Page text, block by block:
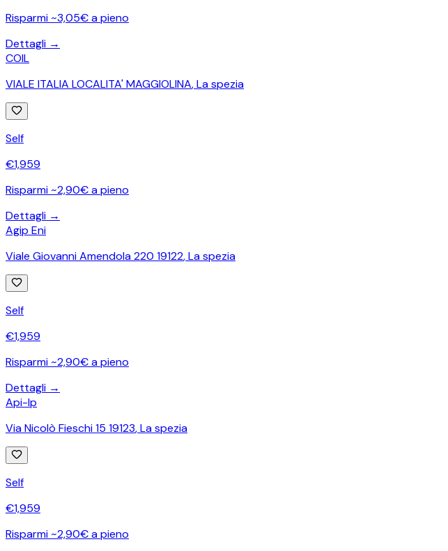
Risparmi ~3,05€ a pieno
Dettagli →
COIL
VIALE ITALIA LOCALITA' MAGGIOLINA,La spezia
Self
€1,959
Risparmi ~2,90€ a pieno
Dettagli →
Agip Eni
Viale Giovanni Amendola 220 19122,La spezia
Self
€1,959
Risparmi ~2,90€ a pieno
Dettagli →
Api-Ip
Via Nicolò Fieschi 15 19123,La spezia
Self
€1,959
Risparmi ~2,90€ a pieno